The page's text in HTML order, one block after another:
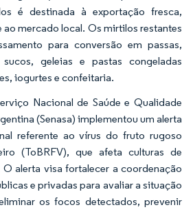
é destinada à exportação fresca,
ao mercado local. Os mirtilos restantes
para conversão em passas,
geleias e pastas congeladas
iogurtes e confeitaria.
Nacional de Saúde e Qualidade
(Senasa) implementou um alerta
referente ao vírus do fruto rugoso
(ToBRFV), que afeta culturas de
alerta visa fortalecer a coordenação
e privadas para avaliar a situação
os focos detectados, prevenir